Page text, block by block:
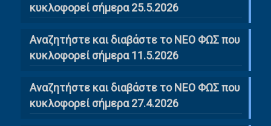
κυκλοφορεί σήμερα 25.5.2026
Αναζητήστε και διαβάστε το ΝΕΟ ΦΩΣ που
κυκλοφορεί σήμερα 11.5.2026
Αναζητήστε και διαβάστε το ΝΕΟ ΦΩΣ που
κυκλοφορεί σήμερα 27.4.2026